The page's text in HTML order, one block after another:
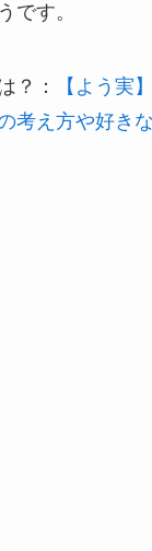
です。
？：
【よう実
考え方や好き